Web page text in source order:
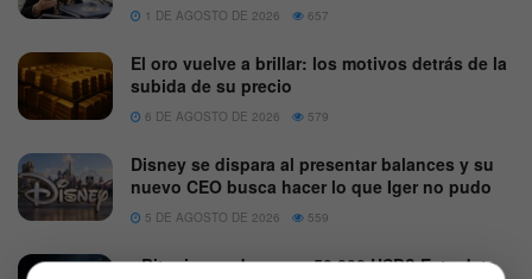
1 DE AGOSTO DE 2026 657
El oro vuelve a brillar: los motivos detrás de la
subida de su precio
6 DE AGOSTO DE 2026 579
Disney se dispara al presentar balances y su
nuevo CEO busca hacer lo que Iger no pudo
5 DE AGOSTO DE 2026 559
¿Bitcoin puede caer a 50.000 USD? Este dato